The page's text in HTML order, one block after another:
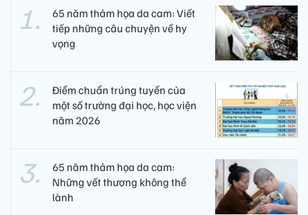
65 năm thảm họa da cam: Viết
tiếp những câu chuyện về hy
vọng
Điểm chuẩn trúng tuyển của
một số trường đại học, học viện
năm 2026
65 năm thảm họa da cam:
Những vết thương không thể
lành